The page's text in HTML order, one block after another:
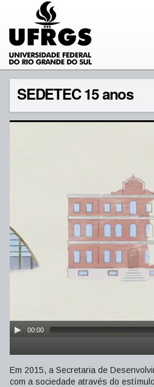
SEDETEC 15 anos
00:00
Em 2015, a Secretaria de
com a sociedade através do